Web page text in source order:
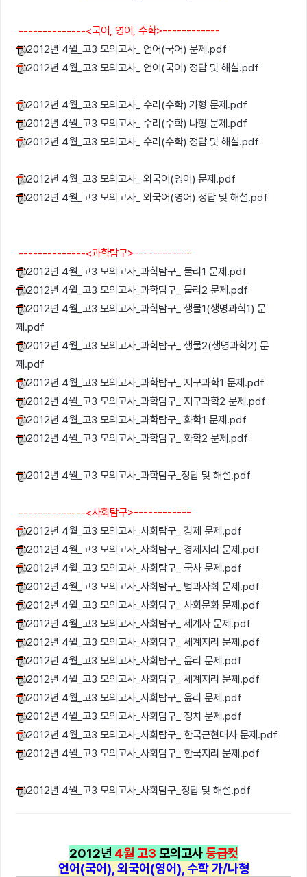
--------------<국어, 영어, 수학>------------
2012년 4월_고3 모의고사_ 언어(국어) 문제.pdf
2012년 4월_고3 모의고사_ 언어(국어) 정답 및 해설.pdf
2012년 4월_고3 모의고사_ 수리(수학) 가형 문제.pdf
2012년 4월_고3 모의고사_ 수리(수학) 나형 문제.pdf
2012년 4월_고3 모의고사_ 수리(수학) 정답 및 해설.pdf
2012년 4월_고3 모의고사_ 외국어(영어) 문제.pdf
2012년 4월_고3 모의고사_ 외국어(영어) 정답 및 해설.pdf
--------------<과학탐구>------------
2012년 4월_고3 모의고사_과학탐구_ 물리1 문제.pdf
2012년 4월_고3 모의고사_과학탐구_ 물리2 문제.pdf
2012년 4월_고3 모의고사_과학탐구_ 생물1(생명과학1) 문
제.pdf
2012년 4월_고3 모의고사_과학탐구_ 생물2(생명과학2) 문
제.pdf
2012년 4월_고3 모의고사_과학탐구_ 지구과학1 문제.pdf
2012년 4월_고3 모의고사_과학탐구_ 지구과학2 문제.pdf
2012년 4월_고3 모의고사_과학탐구_ 화학1 문제.pdf
2012년 4월_고3 모의고사_과학탐구_ 화학2 문제.pdf
2012년 4월_고3 모의고사_과학탐구_정답 및 해설.pdf
--------------<사회탐구>------------
2012년 4월_고3 모의고사_사회탐구_ 경제 문제.pdf
2012년 4월_고3 모의고사_사회탐구_ 경제지리 문제.pdf
2012년 4월_고3 모의고사_사회탐구_ 국사 문제.pdf
2012년 4월_고3 모의고사_사회탐구_ 법과사회 문제.pdf
2012년 4월_고3 모의고사_사회탐구_ 사회문화 문제.pdf
2012년 4월_고3 모의고사_사회탐구_ 세계사 문제.pdf
2012년 4월_고3 모의고사_사회탐구_ 세계지리 문제.pdf
2012년 4월_고3 모의고사_사회탐구_ 윤리 문제.pdf
2012년 4월_고3 모의고사_사회탐구_ 세계지리 문제.pdf
2012년 4월_고3 모의고사_사회탐구_ 윤리 문제.pdf
2012년 4월_고3 모의고사_사회탐구_ 정치 문제.pdf
2012년 4월_고3 모의고사_사회탐구_ 한국근현대사 문제.pdf
2012년 4월_고3 모의고사_사회탐구_ 한국지리 문제.pdf
2012년 4월_고3 모의고사_사회탐구_정답 및 해설.pdf
2012년 4월 고3 모의고사등급컷
언어(국어), 외국어(영어), 수학 가/나형